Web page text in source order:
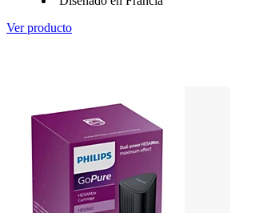
Ver producto